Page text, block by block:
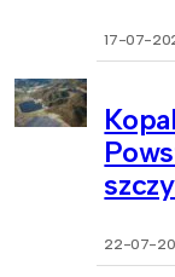
17-07-
22-07-